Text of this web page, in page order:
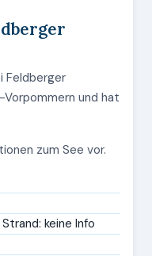
Feldberger
und hat
zum See vor.
keine Info